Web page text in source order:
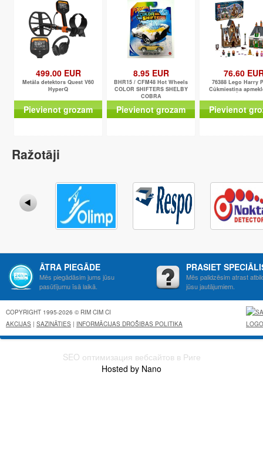
499.00 EUR
Metāla detektors Quest V60
HyperQ
Pievienot grozam
8.95 EUR
BHR15 / CFM48 Hot Wheels
COLOR SHIFTERS SHELBY
COBRA
Pievienot grozam
76.60
76388 Lego Harry
Cūkmiestiņa
Pievienot
Ražotāji
ĀTRA PIEGĀDE
Mēs piegādāsim jums jūsu
pasūtījumu īsā laikā.
PRASIET
Mēs palidzēsim atrast
jūsu jautājumiem.
COPYRIGHT 1995-2026 © RIM CIM CI
AKCIJAS | SAZINĀTIES | INFORMĀCIJAS DROŠIBAS POLITIKA
SEO оптимизация вебсайтов в Риге
Hosted by Nano